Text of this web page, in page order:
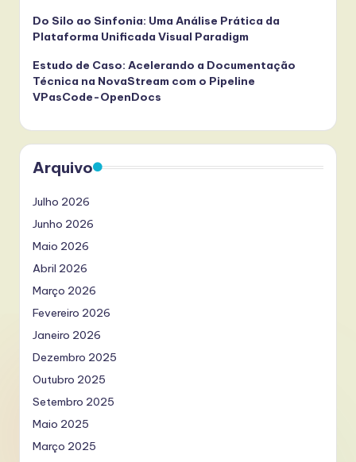
Do Silo ao Sinfonia: Uma Análise Prática da
Plataforma Unificada Visual Paradigm
Estudo de Caso: Acelerando a Documentação
Técnica na NovaStream com o Pipeline
VPasCode-OpenDocs
Arquivo
Julho 2026
Junho 2026
Maio 2026
Abril 2026
Março 2026
Fevereiro 2026
Janeiro 2026
Dezembro 2025
Outubro 2025
Setembro 2025
Maio 2025
Março 2025